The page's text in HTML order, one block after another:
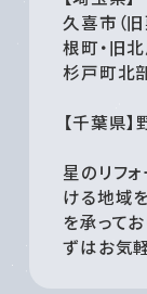
久喜市（
根町・旧
杉戸町北
【千葉県
星のリフ
ける地域
を承って
ずはお気